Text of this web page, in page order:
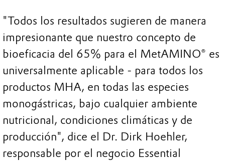
"Todos los resultados sugieren de manera
impresionante que nuestro concepto de
bioeficacia del 65% para el MetAMINO® es
universalmente aplicable - para todos los
productos MHA, en todas las especies
monogástricas, bajo cualquier ambiente
nutricional, condiciones climáticas y de
producción", dice el Dr. Dirk Hoehler,
responsable por el negocio Essential